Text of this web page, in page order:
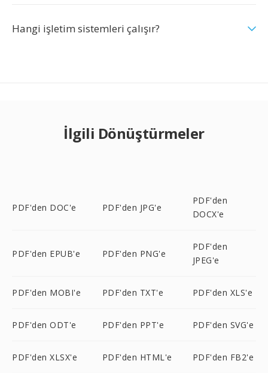
Hangi işletim sistemleri çalışır?
İlgili Dönüştürmeler
PDF'den DOC'e PDF'den JPG'e
PDF'den
DOCX'e
PDF'den EPUB'e PDF'den PNG'e
PDF'den
JPEG'e
PDF'den MOBI'e PDF'den TXT'e PDF'den XLS'e
PDF'den ODT'e PDF'den PPT'e PDF'den SVG'e
PDF'den XLSX'e PDF'den HTML'e PDF'den FB2'e